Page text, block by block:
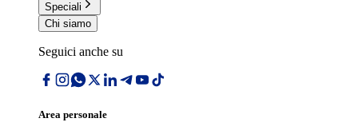
Speciali
Chi siamo
Seguici anche su
Area personale